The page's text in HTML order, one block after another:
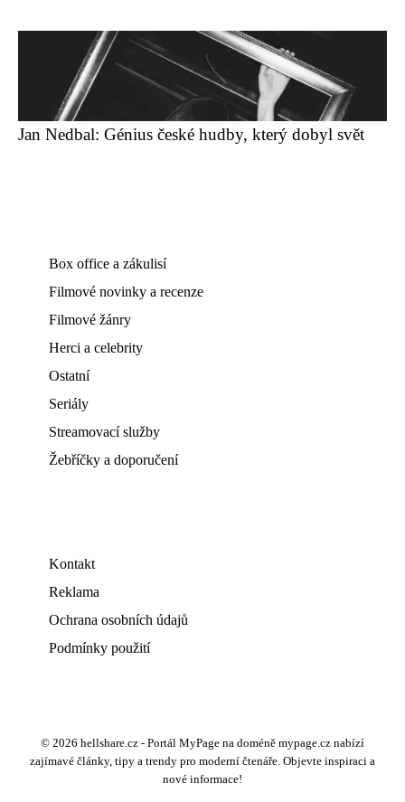
Jan Nedbal: Génius české hudby, který dobyl svět
Box office a zákulisí
Filmové novinky a recenze
Filmové žánry
Herci a celebrity
Ostatní
Seriály
Streamovací služby
Žebříčky a doporučení
Kontakt
Reklama
Ochrana osobních údajů
Podmínky použití
© 2026 hellshare.cz - Portál MyPage na doméně mypage.cz nabízí
zajímavé články, tipy a trendy pro moderní čtenáře. Objevte inspiraci a
nové informace!